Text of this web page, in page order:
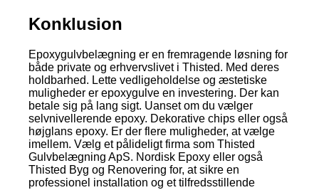
Konklusion
Epoxygulvbelægning er en fremragende løsning for
både private og erhvervslivet i Thisted. Med deres
holdbarhed. Lette vedligeholdelse og æstetiske
muligheder er epoxygulve en investering. Der kan
betale sig på lang sigt. Uanset om du vælger
selvnivellerende epoxy. Dekorative chips eller også
højglans epoxy. Er der flere muligheder, at vælge
imellem. Vælg et pålideligt firma som Thisted
Gulvbelægning ApS. Nordisk Epoxy eller også
Thisted Byg og Renovering for, at sikre en
professionel installation og et tilfredsstillende